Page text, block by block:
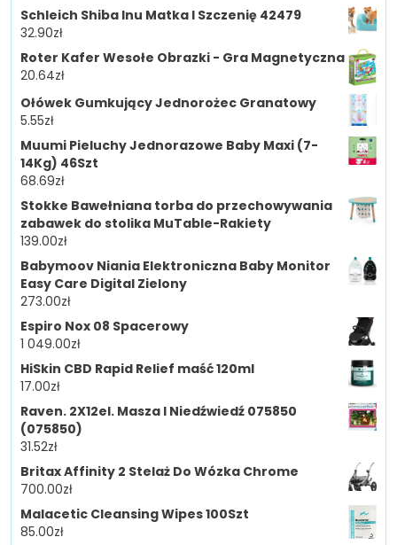
Schleich Shiba Inu Matka I Szczenię 42479
32.90zł
Roter Kafer Wesołe Obrazki - Gra Magnetyczna
20.64zł
Ołówek Gumkujący Jednorożec Granatowy
5.55zł
Muumi Pieluchy Jednorazowe Baby Maxi (7-
14Kg) 46Szt
68.69zł
Stokke Bawełniana torba do przechowywania
zabawek do stolika MuTable-Rakiety
139.00zł
Babymoov Niania Elektroniczna Baby Monitor
Easy Care Digital Zielony
273.00zł
Espiro Nox 08 Spacerowy
1 049.00zł
HiSkin CBD Rapid Relief maść 120ml
17.00zł
Raven. 2X12el. Masza I Niedźwiedź 075850
(075850)
31.52zł
Britax Affinity 2 Stelaż Do Wózka Chrome
700.00zł
Malacetic Cleansing Wipes 100Szt
85.00zł